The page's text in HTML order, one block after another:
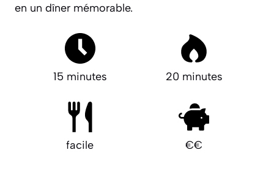
en un dîner mémorable.
15 minutes 20 minutes
facile €€